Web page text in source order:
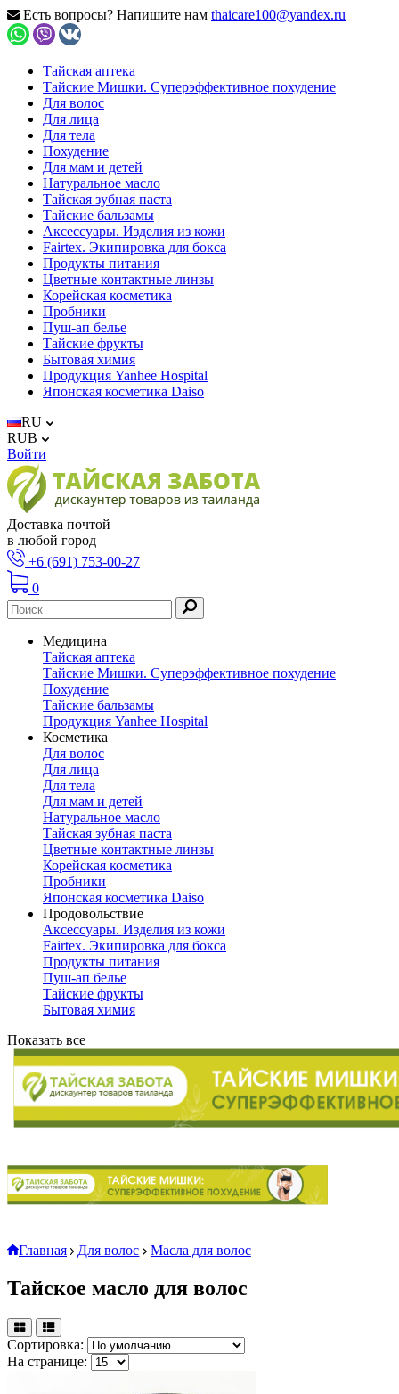
Есть вопросы? Напишите нам thaicare100@yandex.ru
Тайская аптека
Тайские Мишки. Суперэффективное похудение
Для волос
Для лица
Для тела
Похудение
Для мам и детей
Натуральное масло
Тайская зубная паста
Тайские бальзамы
Аксессуары. Изделия из кожи
Fairtex. Экипировка для бокса
Продукты питания
Цветные контактные линзы
Корейская косметика
Пробники
Пуш-ап белье
Тайские фрукты
Бытовая химия
Продукция Yanhee Hospital
Японская косметика Daiso
RU
RUB
Войти
Доставка почтой
в любой город
+6 (691) 753-00-27
0
Медицина
Тайская аптека
Тайские Мишки. Суперэффективное похудение
Похудение
Тайские бальзамы
Продукция Yanhee Hospital
Косметика
Для волос
Для лица
Для тела
Для мам и детей
Натуральное масло
Тайская зубная паста
Цветные контактные линзы
Корейская косметика
Пробники
Японская косметика Daiso
Продовольствие
Аксессуары. Изделия из кожи
Fairtex. Экипировка для бокса
Продукты питания
Пуш-ап белье
Тайские фрукты
Бытовая химия
Показать все
Главная Для волос Масла для волос
Тайское масло для волос
Сортировка:
На странице: